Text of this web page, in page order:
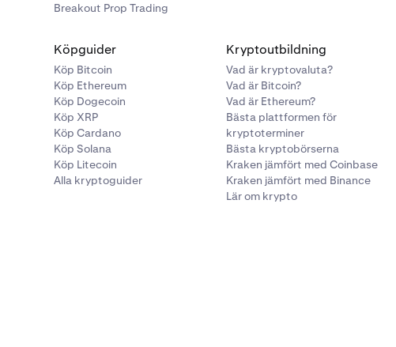
Breakout Prop Trading
Köpguider
Köp Bitcoin
Köp Ethereum
Köp Dogecoin
Köp XRP
Köp Cardano
Köp Solana
Köp Litecoin
Alla kryptoguider
Kryptoutbildning
Vad är kryptovaluta?
Vad är Bitcoin?
Vad är Ethereum?
Bästa plattformen för
kryptoterminer
Bästa kryptobörserna
Kraken jämfört med Coinbase
Kraken jämfört med Binance
Lär om krypto